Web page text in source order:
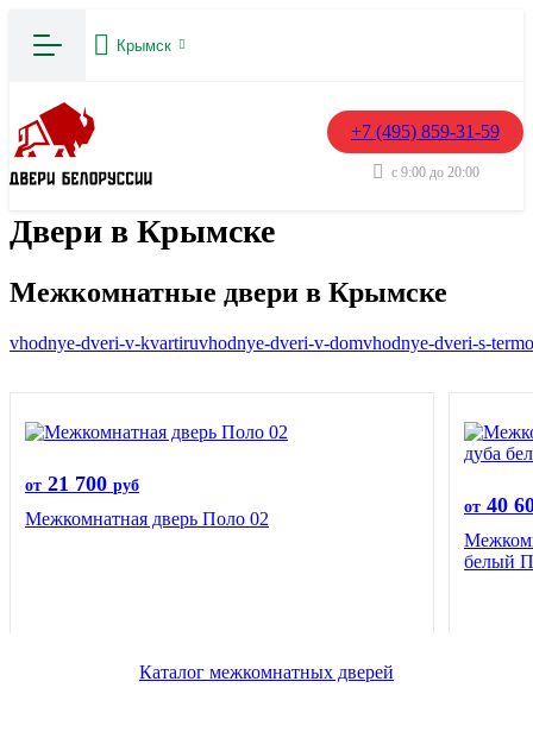
Крымск
+7 (495) 859-31-59
с 9:00 до 20:00
Двери в Крымске
Межкомнатные двери в Крымске
vhodnye-dveri-v-kvartiruvhodnye-dveri-v-domvhodnye-dveri-s-
от 21 700 руб
Межкомнатная дверь Поло 02
от 40
белый
Каталог межкомнатных дверей